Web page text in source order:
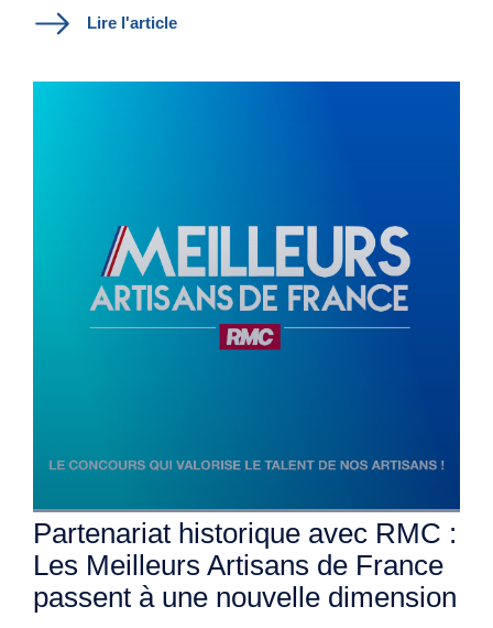
Lire l'article
Partenariat historique avec RMC :
Les Meilleurs Artisans de France
passent à une nouvelle dimension